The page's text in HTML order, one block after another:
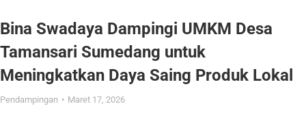
Bina Swadaya Dampingi UMKM Desa
Tamansari Sumedang untuk
Meningkatkan Daya Saing Produk Lokal
Pendampingan Maret 17, 2026